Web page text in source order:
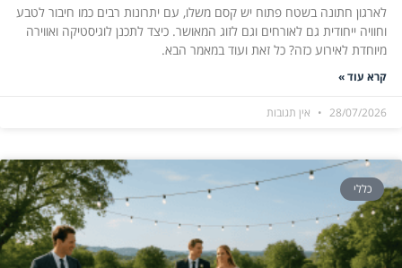
לארגון חתונה בשטח פתוח יש קסם משלו, עם יתרונות רבים כמו חיבור לטבע
וחוויה ייחודית גם לאורחים וגם לזוג המאושר. כיצד לתכנן לוגיסטיקה ואווירה
מיוחדת לאירוע כזה? כל זאת ועוד במאמר הבא.
קרא עוד »
28/07/2026 אין תגובות
כללי